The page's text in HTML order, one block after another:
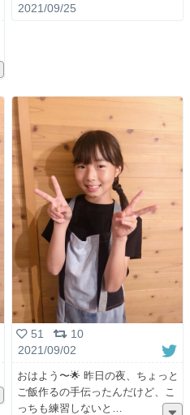
2021/09/25
51
10
2021/09/02
おはよう〜🌟 昨日の夜、ちょっと
ご飯作るの手伝ったんだけど、こ
っちも練習しないと